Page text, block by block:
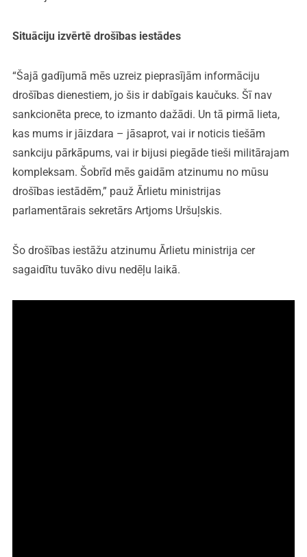
Situāciju izvērtē drošības iestādes
“Šajā gadījumā mēs uzreiz pieprasījām informāciju
drošības dienestiem, jo šis ir dabīgais kaučuks. Šī nav
sankcionēta prece, to izmanto dažādi. Un tā pirmā lieta,
kas mums ir jāizdara – jāsaprot, vai ir noticis tiešām
sankciju pārkāpums, vai ir bijusi piegāde tieši militārajam
kompleksam. Šobrīd mēs gaidām atzinumu no mūsu
drošības iestādēm,” pauž Ārlietu ministrijas
parlamentārais sekretārs Artjoms Uršuļskis.
Šo drošības iestāžu atzinumu Ārlietu ministrija cer
sagaidītu tuvāko divu nedēļu laikā.